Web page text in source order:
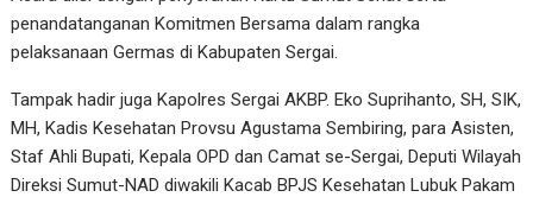
penandatanganan Komitmen Bersama dalam rangka
pelaksanaan Germas di Kabupaten Sergai.
Tampak hadir juga Kapolres Sergai AKBP. Eko Suprihanto, SH, SIK,
MH, Kadis Kesehatan Provsu Agustama Sembiring, para Asisten,
Staf Ahli Bupati, Kepala OPD dan Camat se-Sergai, Deputi Wilayah
Direksi Sumut-NAD diwakili Kacab BPJS Kesehatan Lubuk Pakam